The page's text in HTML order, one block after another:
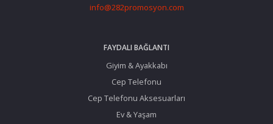
info@282promosyon.com
FAYDALI BAĞLANTI
Giyim & Ayakkabı
Cep Telefonu
Cep Telefonu Aksesuarları
Ev & Yaşam